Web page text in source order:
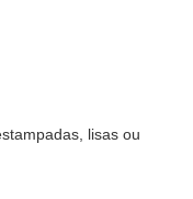
lisas ou